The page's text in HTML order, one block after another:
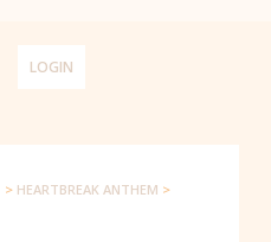
LOGIN
> HEARTBREAK ANTHEM >